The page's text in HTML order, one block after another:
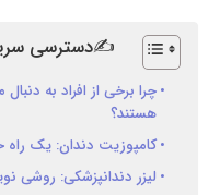
✍دسترسی
چرا برخی از افراد به
هستند؟
کامپوزیت دندان: یک راه
لیزر دندانپزشکی: روشی